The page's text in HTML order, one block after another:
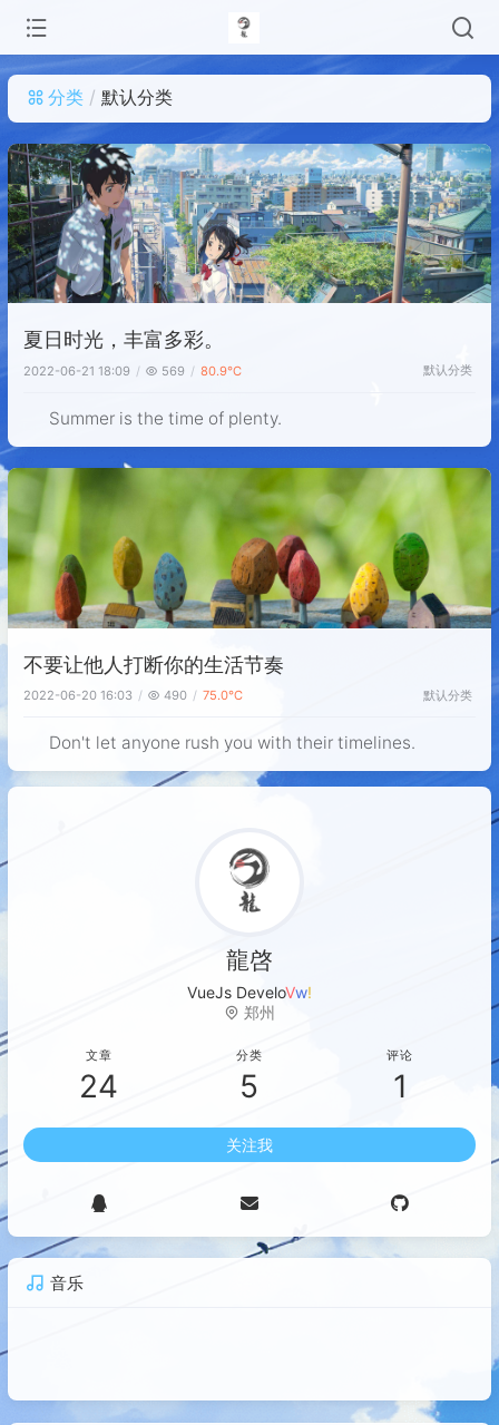
分类 默认分类
夏日时光，丰富多彩。
2022-06-21 18:09 569 80.9℃ 默认分类
Summer is the time of plenty.
不要让他人打断你的生活节奏
2022-06-20 16:03 490 75.0℃ 默认分类
Don't let anyone rush you with their timelines.
龍啓
VueJs DeveqeN/p
郑州
文章
24
分类
5
评论
1
关注我
音乐